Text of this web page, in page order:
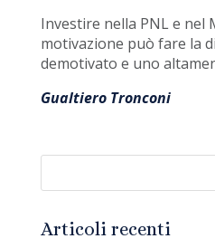
Investire nella PNL e nel
motivazione può fare la
demotivato e uno
Gualtiero Tronconi
Articoli recenti